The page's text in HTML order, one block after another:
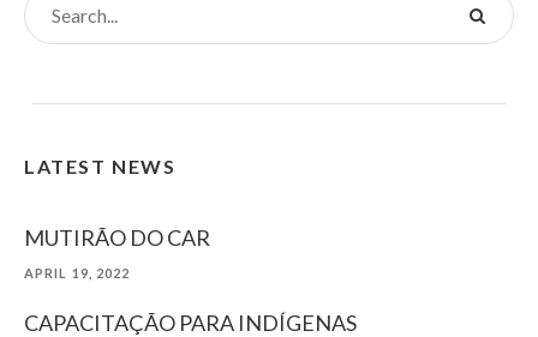
LATEST NEWS
MUTIRÃO DO CAR
APRIL 19, 2022
CAPACITAÇÃO PARA INDÍGENAS